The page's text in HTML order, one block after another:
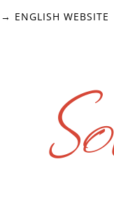
→ ENGLISH WEBSITE